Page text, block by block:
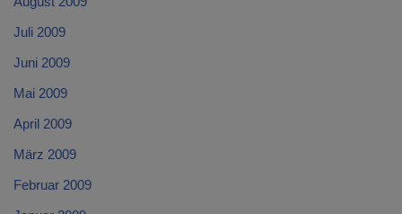
Juli 2009
Juni 2009
Mai 2009
April 2009
März 2009
Februar 2009